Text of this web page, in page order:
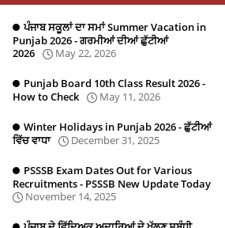
ਪੰਜਾਬ ਸਕੂਲਾਂ ਦਾ ਸਮਾਂ Summer Vacation in
Punjab 2026 - ਗਰਮੀਆਂ ਦੀਆਂ ਛੁੱਟੀਆਂ
2026
May 22, 2026
Punjab Board 10th Class Result 2026 -
How to Check
May 11, 2026
Winter Holidays in Punjab 2026 - ਛੁੱਟੀਆਂ
ਵਿੱਚ ਵਾਧਾ
December 31, 2025
PSSSB Exam Dates Out for Various
Recruitments - PSSSB New Update Today
November 14, 2025